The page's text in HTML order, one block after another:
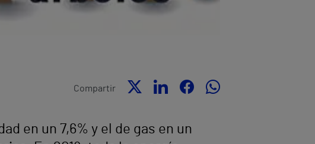
Compartir
en un 7,6% y el de gas en un